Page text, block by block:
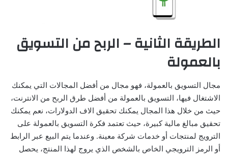
الطريقة الثانية – الربح من التسويق
بالعمولة
مجال التسويق بالعمولة، فهو مجال من أفضل المجالات التي يمكنك
الاشتغال فيها، التسويق بالعمولة من أفضل طرق الربح من الانترنت،
حيث من خلال هذا المجال يمكنك تحقيق الاف الدولارات، نعم يمكنك
تحقيق مبالغ مالية كبيرة، حيث تعتمد فكرة التسويق بالعمولة على
الترويج لمنتجات أو خدمات شركة معينة. وعندما يتم البيع عبر الرابط
أو الرمز الترويجي الخاص بالشخص الذي يروج لهذا المنتج، يحصل